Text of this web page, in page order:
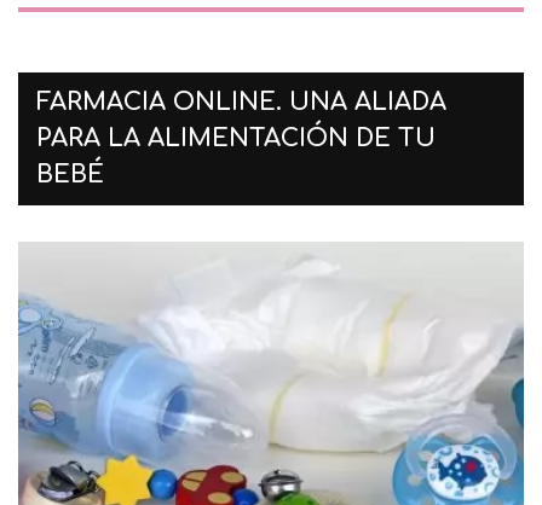
FARMACIA ONLINE. UNA ALIADA
PARA LA ALIMENTACIÓN DE TU
BEBÉ